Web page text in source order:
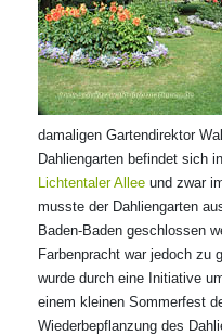
damaligen Gartendirektor
Dahliengarten befindet sich
Lichtentaler Allee und zwar
musste der Dahliengarten
Baden-Baden geschlossen
Farbenpracht war jedoch zu
wurde durch eine Initiative
einem kleinen Sommerfest
Wiederbepflanzung des